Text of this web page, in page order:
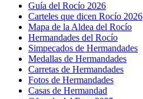
Guía del Rocío 2026
Carteles que dicen Rocío 2026
Mapa de la Aldea del Rocío
Hermandades del Rocío
Simpecados de Hermandades
Medallas de Hermandades
Carretas de Hermandades
Fotos de Hermandades
Casas de Hermandad